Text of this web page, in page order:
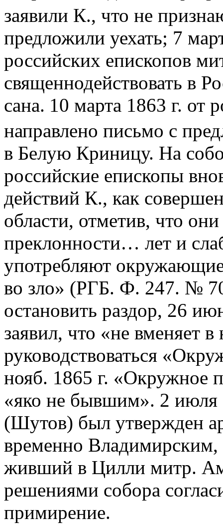
заявили К., что не
предложили уехать; 7
российских епископов
священнодействовать в
сана. 10 марта 1863 г. от
направлено письмо с
в Белую Криницу. На
российские епископы
действий К., как
области, отметив, что
преклонности… лет и
употребляют
во зло» (РГБ. Ф. 247. №
остановить раздор, 26
заявил, что «не вменяет
руководствоваться
нояб. 1865 г. «Окружное
«яко не бывшим». 2 июля
(Шутов) был утвержден
временно Владимирским,
живший в Цилли митр.
решениями собора
примирение.